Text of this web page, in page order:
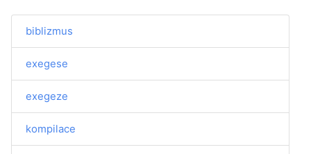
biblizmus
exegese
exegeze
kompilace